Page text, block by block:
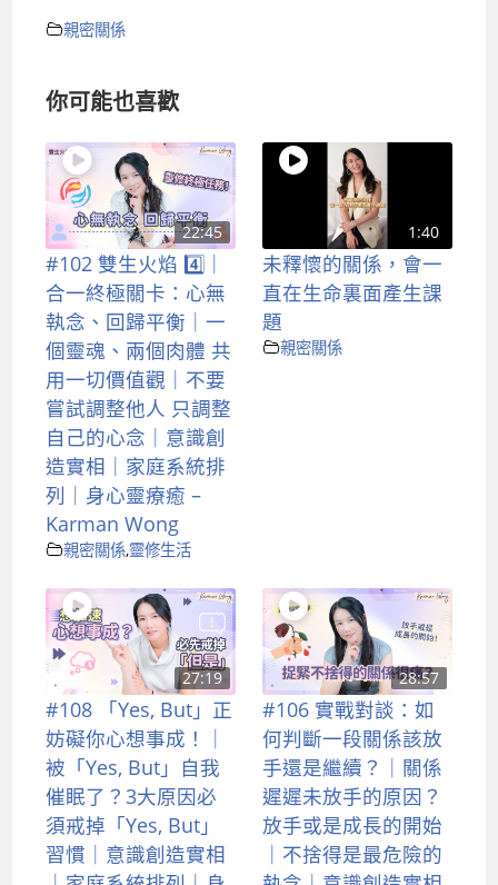
親密關係
你可能也喜歡
22:45
#102 雙生火焰 4️⃣｜
合一終極關卡：心無
執念、回歸平衡｜一
個靈魂、兩個肉體 共
用一切價值觀｜不要
嘗試調整他人 只調整
自己的心念｜意識創
造實相｜家庭系統排
列｜身心靈療癒 –
Karman Wong
親密關係,靈修生活
1:40
未釋懷的關係，會一
直在生命裏面產生課
題
親密關係
27:19
#108 「Yes, But」正
妨礙你心想事成！｜
被「Yes, But」自我
催眠了？3大原因必
須戒掉「Yes, But」
習慣｜意識創造實相
28:57
#106 實戰對談：如
何判斷一段關係該放
手還是繼續？｜關係
遲遲未放手的原因？
放手或是成長的開始
｜不捨得是最危險的